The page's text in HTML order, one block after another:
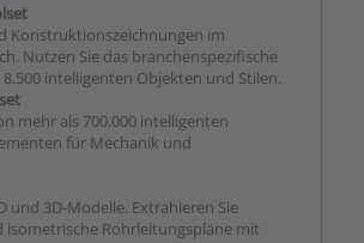
Konstruktionszeichnungen im
Nutzen Sie das branchenspezifische
intelligenten Objekten und Stilen.
mehr als 700.000 intelligenten
für Mechanik und
und 3D-Modelle. Extrahieren Sie
Rohrleitungspläne mit